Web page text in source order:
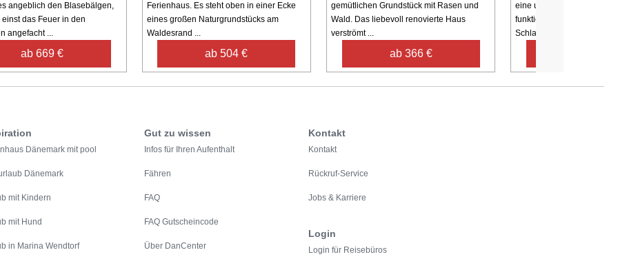
angeblich den Blasebälgen,
das Feuer in den
angefacht ...
ab 669 €
Ferienhaus. Es steht oben in einer Ecke
eines großen Naturgrundstücks am
Waldesrand ...
ab 504 €
gemütlichen Grundstück mit Rasen und
Wald. Das liebevoll renovierte Haus
verströmt ...
ab 366 €
eine u.a. geräumige
funktionsfähigem
Schlafplätzen. Von ...
Dänemark mit pool
Dänemark
mit Kindern
mit Hund
in Marina Wendtorf
Gut zu wissen
Infos für Ihren Aufenthalt
Fähren
FAQ
FAQ Gutscheincode
Über DanCenter
Kontakt
Kontakt
Rückruf-Service
Jobs & Karriere
Login
Login für Reisebüros